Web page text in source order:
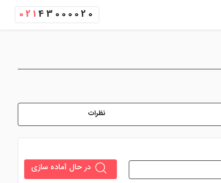
021 43000020
نظرات
در حال آماده سازی